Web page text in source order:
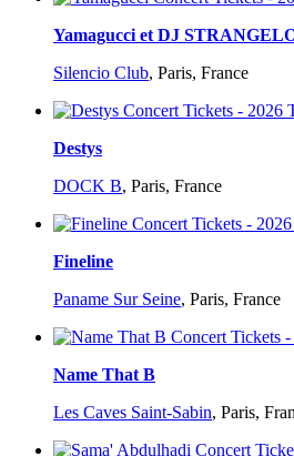
Yamagucci et DJ
Silencio Club, Paris, France
Destys
DOCK B, Paris, France
Fineline
Paname Sur Seine, Paris, France
Name That B
Les Caves Saint-Sabin, Paris,